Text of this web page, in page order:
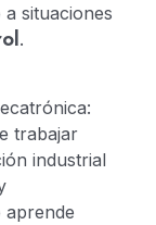
situaciones
.
trabajar
industrial
aprende